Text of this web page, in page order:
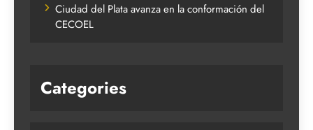
Ciudad del Plata avanza en la conformación del
CECOEL
Categories